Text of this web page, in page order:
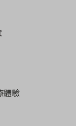
體驗